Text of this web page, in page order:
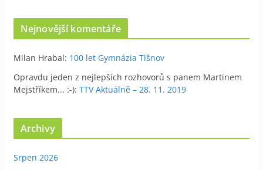
Nejnovější komentáře
Milan Hrabal: 100 let Gymnázia Tišnov
Opravdu jeden z nejlepších rozhovorů s panem Martinem
Mejstříkem... :-): TTV Aktuálně – 28. 11. 2019
Archivy
Srpen 2026